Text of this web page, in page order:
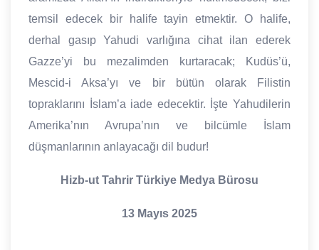
temsil edecek bir halife tayin etmektir. O halife,
derhal gasıp Yahudi varlığına cihat ilan ederek
Gazze’yi bu mezalimden kurtaracak; Kudüs’ü,
Mescid-i Aksa’yı ve bir bütün olarak Filistin
topraklarını İslam’a iade edecektir. İşte Yahudilerin
Amerika’nın Avrupa’nın ve bilcümle İslam
düşmanlarının anlayacağı dil budur!
Hizb-ut Tahrir Türkiye Medya Bürosu
13 Mayıs 2025